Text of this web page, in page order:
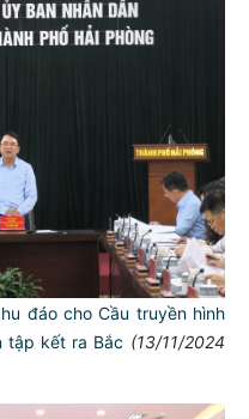
đáo cho Cầu truyền hình
tập kết ra Bắc (13/11/2024